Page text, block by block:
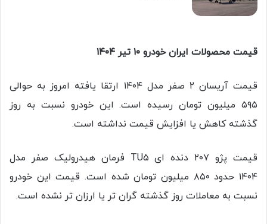
قیمت محصولات ایران خودرو ۱۰ تیر ۱۴۰۴
قیمت آریسان ۲ صفر مدل ۱۴۰۴ ارتقا یافته امروز به حوالی
۵۹۵ میلیون تومان رسیده است. این خودرو نسبت به روز
گذشته کاهش یا افزایش قیمت نداشته است.
قیمت پژو ۲۰۷ دنده ای TU۵ فرمان هیدرولیک صفر مدل
۱۴۰۴ حدود ۸۵۰ میلیون تومان شده است. قیمت این خودرو
نسبت به معاملات روز گذشته گران تر یا ارزان تر نشده است.